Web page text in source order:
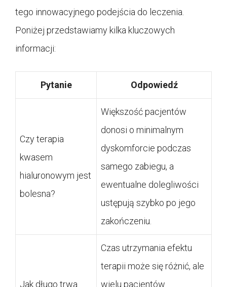
tego innowacyjnego podejścia do leczenia.
Poniżej przedstawiamy kilka kluczowych
informacji:
Pytanie Odpowiedź
Czy terapia
kwasem
hialuronowym jest
bolesna?
Większość pacjentów
donosi o minimalnym
dyskomforcie podczas
samego zabiegu, a
ewentualne dolegliwości
ustępują szybko po jego
zakończeniu.
Jak długo trwa
Czas utrzymania efektu
terapii może się różnić, ale
wielu pacjentów